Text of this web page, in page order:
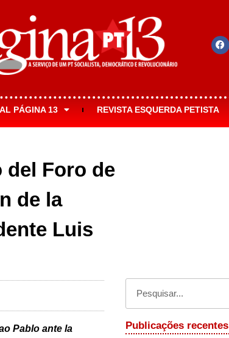
PÁGINA 13 REVISTA ESQUERDA PETISTA
del Foro de
de la
Luis
Pablo ante la
Publicações recentes